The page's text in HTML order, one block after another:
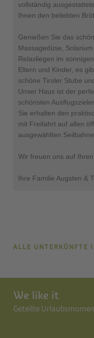
vollständig
Ihnen den beliebten
Genießen Sie das
Massagedüse,
Relaxliegen im
Eltern und Kinder, es
schöne Tiroler Stube
Unser Haus ist der
schönsten
Sie erhalten den
mit Freifahrt auf allen
ausgewählten
Wir freuen uns auf
Ihre Familie Augsten &
ALLE UNTERKÜNFTE
We like it
Geteilte